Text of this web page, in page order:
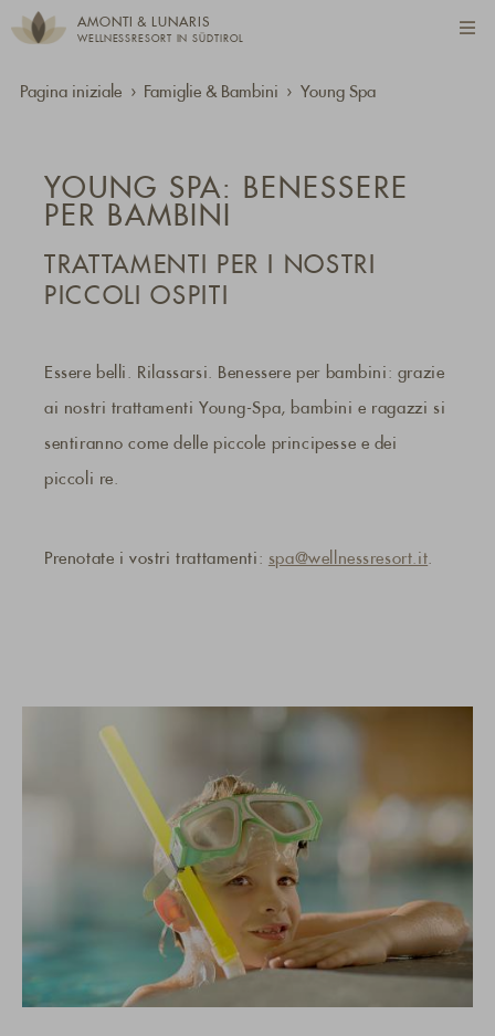
AMONTI & LUNARIS
WELLNESSRESORT IN SÜDTIROL
Pagina iniziale Famiglie & Bambini Young Spa
YOUNG SPA: BENESSERE
PER BAMBINI
TRATTAMENTI PER I NOSTRI
PICCOLI OSPITI
Essere belli. Rilassarsi. Benessere per bambini: grazie
ai nostri trattamenti Young-Spa, bambini e ragazzi si
sentiranno come delle piccole principesse e dei
piccoli re.
Prenotate i vostri trattamenti: spa@wellnessresort.it.